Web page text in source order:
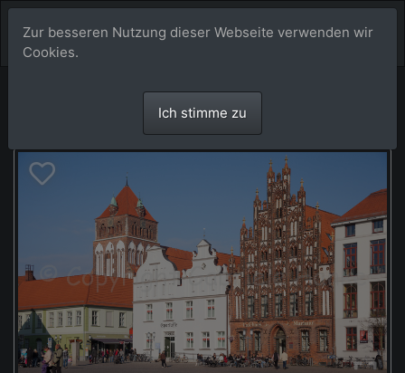
Zur besseren Nutzung dieser Webseite verwenden wir
Cookies.
Ich stimme zu